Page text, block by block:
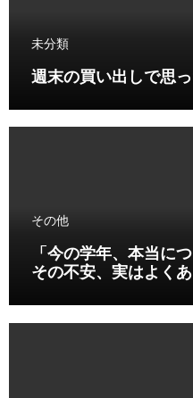
未分類
週末の買い出しで思
その他
「今の学年、本当に
その不安、実はよく